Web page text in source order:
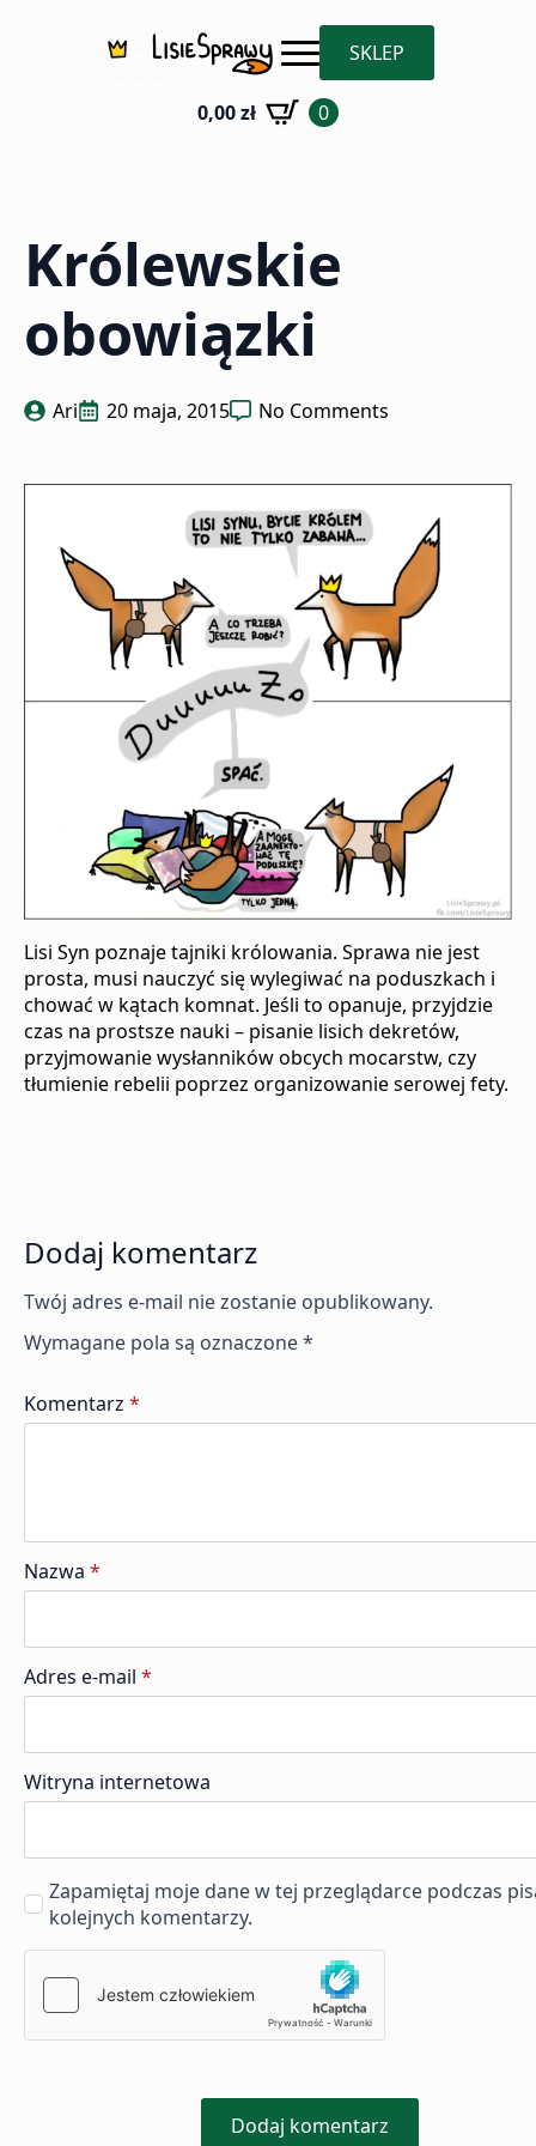
SKLEP
0,00zł 0
Królewskie
obowiązki
Ari 20 maja, 2015 No Comments
Lisi Syn poznaje tajniki królowania. Sprawa nie jest
prosta, musi nauczyć się wylegiwać na poduszkach i
chować w kątach komnat. Jeśli to opanuje, przyjdzie
czas na prostsze nauki – pisanie lisich dekretów,
przyjmowanie wysłanników obcych mocarstw, czy
tłumienie rebelii poprzez organizowanie serowej fety.
Dodaj komentarz
Twój adres e-mail nie zostanie opublikowany.
Wymagane pola są oznaczone*
Komentarz *
Nazwa *
Adres e-mail *
Witryna internetowa
Zapamiętaj moje dane w tej przeglądarce podczas
kolejnych komentarzy.